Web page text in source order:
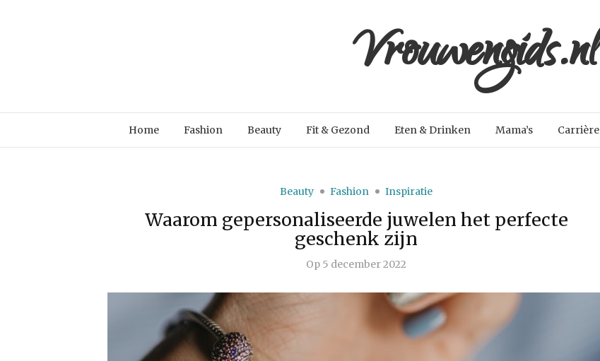
Vrouwengids.nl
Home Fashion Beauty Fit & Gezond Eten & Drinken Mama’s Carrière
Beauty Fashion Inspiratie
Waarom gepersonaliseerde juwelen het perfecte
geschenk zijn
Op 5 december 2022